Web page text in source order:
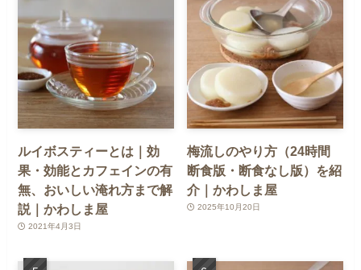
ルイボスティーとは｜効
果・効能とカフェインの有
無、おいしい淹れ方まで解
説｜かわしま屋
2021年4月3日
梅流しのやり方（24時間
断食版・断食なし版）を紹
介｜かわしま屋
2025年10月20日